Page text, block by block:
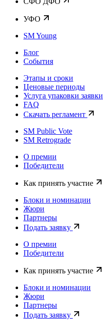
УФО
SM Young
Блог
События
Этапы и сроки
Ценовые периоды
Услуга упаковки заявки
FAQ
Скачать регламент
SM Public Vote
SM Retrograde
О премии
Победители
Как принять участие
Блоки и номинации
Жюри
Партнеры
Подать заявку
О премии
Победители
Как принять участие
Блоки и номинации
Жюри
Партнеры
Подать заявку